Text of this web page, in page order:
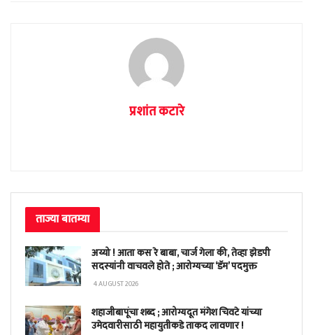
प्रशांत कटारे
ताज्या बातम्या
अय्यो ! आता कस रे बाबा, चार्ज गेला की, तेव्हा झेडपी
सदस्यांनी वाचवले होते ; आरोग्यच्या ‘डॅम’ पदमुक्त
4 AUGUST 2026
शहाजीबापूंचा शब्द ; आरोग्यदूत मंगेश चिवटे यांच्या
उमेदवारीसाठी महायुतीकडे ताकद लावणार !